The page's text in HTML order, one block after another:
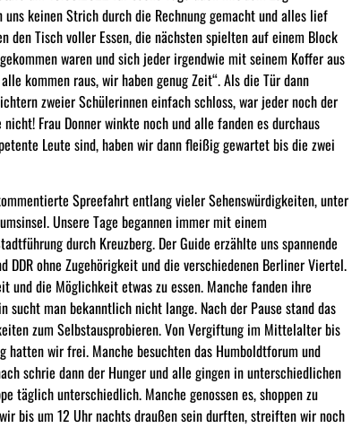
keinen Strich durch die Rechnung gemacht und alles lief
Tisch voller Essen, die nächsten spielten auf einem Block
waren und sich jeder irgendwie mit seinem Koffer aus
kommen raus, wir haben genug Zeit“. Als die Tür dann
zweier Schülerinnen einfach schloss, war jeder noch der
Frau Donner winkte noch und alle fanden es durchaus
Leute sind, haben wir dann fleißig gewartet bis die zwei
Spreefahrt entlang vieler Sehenswürdigkeiten, unter
Unsere Tage begannen immer mit einem
durch Kreuzberg. Der Guide erzählte uns spannende
DDR ohne Zugehörigkeit und die verschiedenen Berliner Viertel.
und die Möglichkeit etwas zu essen. Manche fanden ihre
sucht man bekanntlich nicht lange. Nach der Pause stand das
zum Selbstausprobieren. Von Vergiftung im Mittelalter bis
hatten wir frei. Manche besuchten das Humboldtforum und
schrie dann der Hunger und alle gingen in unterschiedlichen
täglich unterschiedlich. Manche genossen es, shoppen zu
bis um 12 Uhr nachts draußen sein durften, streiften wir noch